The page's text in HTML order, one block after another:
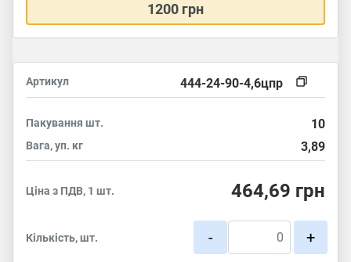
1200 грн
Артикул 444-24-90-4,6цпр
Пакування шт. 10
Вага, уп. кг 3,89
Ціна з ПДВ, 1 шт. 464,69 грн
Кількість, шт. - +